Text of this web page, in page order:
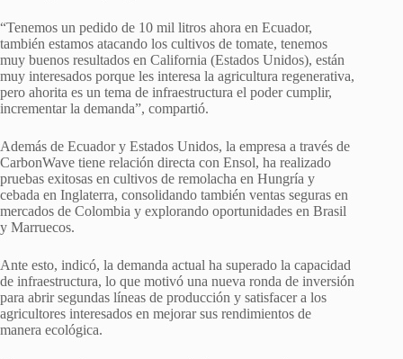
“Tenemos un pedido de 10 mil litros ahora en Ecuador,
también estamos atacando los cultivos de tomate, tenemos
muy buenos resultados en California (Estados Unidos), están
muy interesados porque les interesa la agricultura regenerativa,
pero ahorita es un tema de infraestructura el poder cumplir,
incrementar la demanda”, compartió.
Además de Ecuador y Estados Unidos, la empresa a través de
CarbonWave tiene relación directa con Ensol, ha realizado
pruebas exitosas en cultivos de remolacha en Hungría y
cebada en Inglaterra, consolidando también ventas seguras en
mercados de Colombia y explorando oportunidades en Brasil
y Marruecos.
Ante esto, indicó, la demanda actual ha superado la capacidad
de infraestructura, lo que motivó una nueva ronda de inversión
para abrir segundas líneas de producción y satisfacer a los
agricultores interesados en mejorar sus rendimientos de
manera ecológica.